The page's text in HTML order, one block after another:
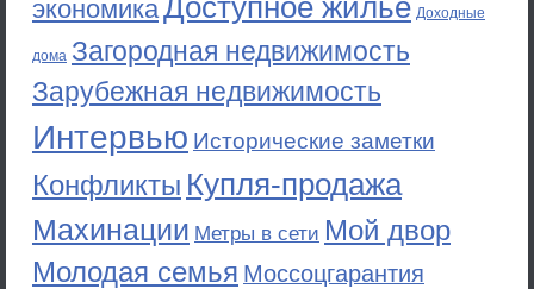
экономикаДоступное жильё Доходные
дома Загородная недвижимость
Зарубежная недвижимость
Интервью Исторические заметки
Конфликты Купля-продажа
Махинации Метры в сети Мой двор
Молодая семья Моссоцгарантия